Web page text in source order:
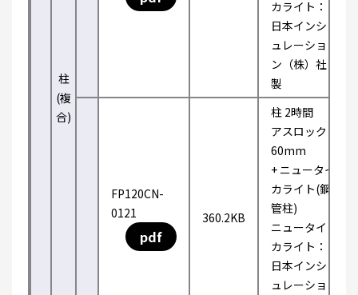
柱
(複
合)
カライト：
日本インシ
ュレーショ
ン（株）社
製
FP120CN-
0121
pdf
360.2KB
柱 2時間
アスロック
60mm
+ ニュータイ
カライト(鋼
管柱)
ニュータイ
カライト：
日本インシ
ュレーショ